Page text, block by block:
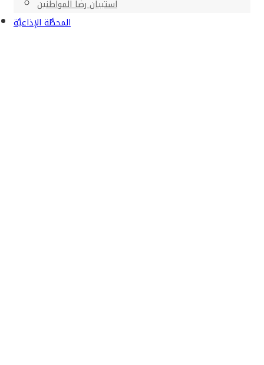
استبيان رضا المواطنين
المحطَّة الإذاعيَّة